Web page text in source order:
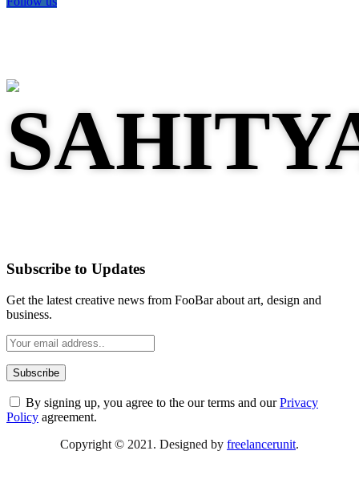
Subscribe to Updates
Get the latest creative news from FooBar about art, design and
business.
By signing up, you agree to the our terms and ourPrivacy
Policy agreement.
Copyright © 2021. Designed by freelancerunit.